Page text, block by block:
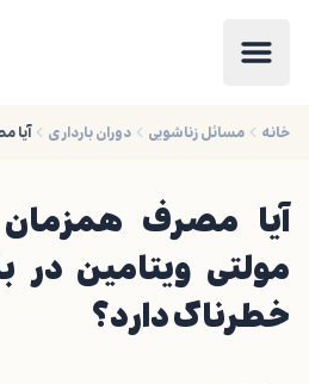
خانه مسائل زناشویی دوران بارداری آیا
آیا مصرف
مولتی ویتامین در
خطرناک دارد؟